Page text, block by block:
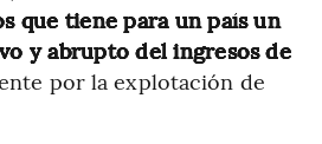
que tiene para un país un
y abrupto del ingresos de
por la explotación de